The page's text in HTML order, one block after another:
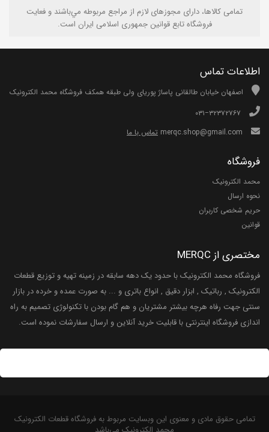
تمامی كالاها، دارای مجوزهای لازم از مراجع مربوطه مي‌باشند و فعایت
فروشگاه تابع قوانين جمهوری اسلامی ايران است.
اطلاعات تماس
اصفهان خیابان طالقانی پاساژ پوریای ولی طبقه همکف فروشگاه محمد الکترونیک
تماس با ما
فروشگاه
محمد الکترونیک
نحوه ارسال
حریم شخصی کاربران
قوانین
مختصری از MERQC
فروشگاه محمد الکترونیک با حدود یک دهه سابقه در زمینه تهیه و توزیع قطعات
الکترونیک , رباتیک , ابزار دقیق , انواع باتری و ... به صورت عمده و خرده در بازار
سنتی جهت رفاه هرچه بیشتر مشتریان و هم گام بودن با تکنولوژی تصمیم به راه
اندازی فروشگاه اینترنتی با قابلیت خرید آنلاین و ارسال سفارشات نموده است.
تمامی حقوق مادی و معنوی این وبسایت مربوط به فروشگاه قطعات الکترونیک